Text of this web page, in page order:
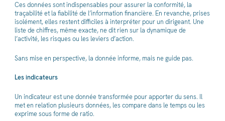
Ces données sont indispensables pour assurer la conformité, la
traçabilité et la fiabilité de l’information financière. En revanche, prises
isolément, elles restent difficiles à interpréter pour un dirigeant. Une
liste de chiffres, même exacte, ne dit rien sur la dynamique de
l’activité, les risques ou les leviers d’action.
Sans mise en perspective, la donnée informe, mais ne guide pas.
Les indicateurs
Un indicateur est une donnée transformée pour apporter du sens. Il
met en relation plusieurs données, les compare dans le temps ou les
exprime sous forme de ratio.